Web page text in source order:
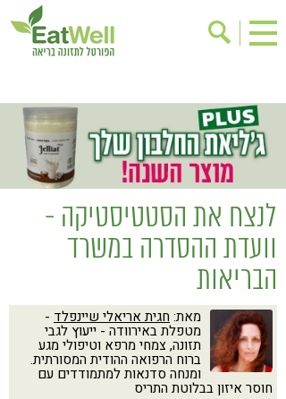
בישול בריא
אינדקס עסקים
ריפוי ומניעת מחלות
בריאות האישה
תוספי תזונה
מתכוני בריאות
אירועים
שינוי תזונתי
גישות בתזונה
דיאטה
ניקוי רעלים
ילדים
תזונה וספורט
הפרעות קשב & ריכוז
אכילה רגשית
רגישות לגלוטן
לנצח את הסטטיסטיקה -
וועדת ההסדרה במשרד
הבריאות
מאת: חגית אריאלי שיינפלד -
מטפלת באירוודה - ייעוץ לגבי
תזונה, צמחי מרפא וטיפולי מגע
ברוח הרפואה ההודית המסורתית.
ומנחה סדנאות למתמודדים עם
חוסר איזון בבלוטת התריס